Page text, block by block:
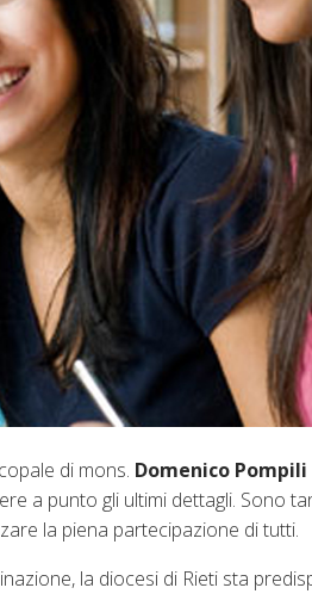
di mons. Domenico Pompili
a punto gli ultimi dettagli. Sono
la piena partecipazione di tutti.
la diocesi di Rieti sta